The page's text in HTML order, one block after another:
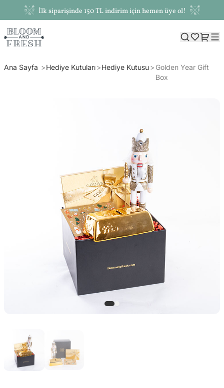
İlk siparişinde 150 TL indirim için hemen üye ol!
Ana Sayfa Hediye Kutuları Hediye Kutusu
Golden Year Gift
Box